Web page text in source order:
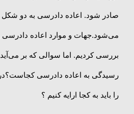
صادر شود. اعاده دادرسی به دو شکل
می‌شود.جهات و موارد اعاده دادرسی
بررسی کردیم. اما سوالی که بر
رسیدگی به اعاده دادرسی
را باید به کجا ارايه کنیم ؟